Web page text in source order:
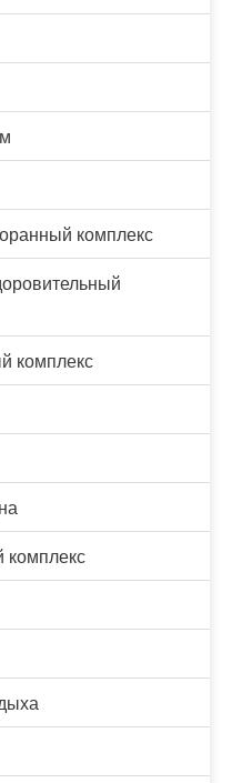
комплекс
комплекс
комплекс